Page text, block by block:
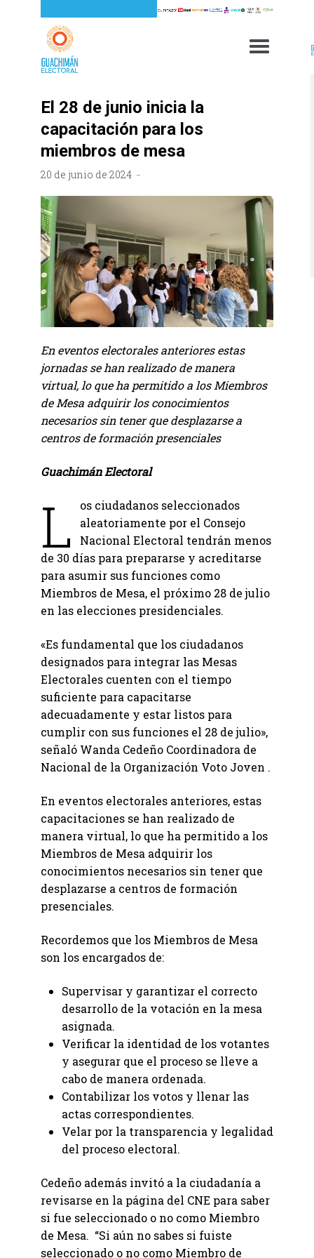
El 28 de junio inicia la
capacitación para los
miembros de mesa
20 de junio de 2024
En eventos electorales anteriores estas
jornadas se han realizado de manera
virtual, lo que ha permitido a los Miembros
de Mesa adquirir los conocimientos
necesarios sin tener que desplazarse a
centros de formación presenciales
Guachimán Electoral
L
os ciudadanos seleccionados
aleatoriamente por el Consejo
Nacional Electoral tendrán menos
de 30 días para prepararse y acreditarse
para asumir sus funciones como
Miembros de Mesa, el próximo 28 de julio
en las elecciones presidenciales.
«Es fundamental que los ciudadanos
designados para integrar las Mesas
Electorales cuenten con el tiempo
suficiente para capacitarse
adecuadamente y estar listos para
cumplir con sus funciones el 28 de julio»,
señaló Wanda Cedeño Coordinadora de
Nacional de la Organización Voto Joven .
En eventos electorales anteriores, estas
capacitaciones se han realizado de
manera virtual, lo que ha permitido a los
Miembros de Mesa adquirir los
conocimientos necesarios sin tener que
desplazarse a centros de formación
presenciales.
Recordemos que los Miembros de Mesa
son los encargados de:
Supervisar y garantizar el correcto
desarrollo de la votación en la mesa
asignada.
Verificar la identidad de los votantes
y asegurar que el proceso se lleve a
cabo de manera ordenada.
Contabilizar los votos y llenar las
actas correspondientes.
Velar por la transparencia y legalidad
del proceso electoral.
Cedeño además invitó a la ciudadanía a
revisarse en la página del CNE para saber
si fue seleccionado o no como Miembro
de Mesa. “Si aún no sabes si fuiste
seleccionado o no como Miembro de